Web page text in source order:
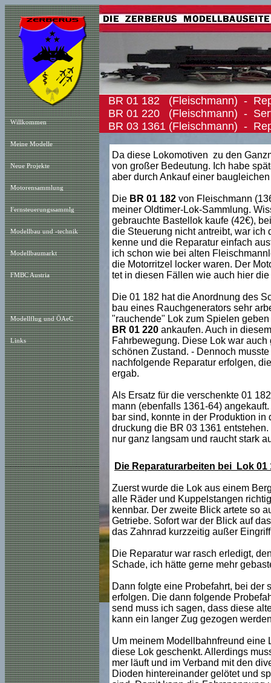
Willkommen
Meine Modelle
Neue Projekte
Motorensammlung
Fernsteuerungssammlg
Modellbau und -technik
Modellbaumarkt
FMBC Austria
Modellflug und ÖAeC
Links
BR 01 182 (Fleischmann) -
BR 01 220 (Fleischmann) -
BR 03 1361 (Fleischmann) -
Da diese Lokomotiven zu den
von großer Bedeutung. Ich habe
aber durch Ankauf einer
Die BR 01 182 von Fleischmann
meiner Oldtimer-Lok-Sammlung.
gebrauchte Bastellok kaufe (42€),
die Steuerung nicht antreibt, war ich
kenne und die Reparatur einfach
ich schon wie bei alten
die Motorritzel locker waren. Der
tet in diesen Fällen wie auch hier
Die 01 182 hat die Anordnung des
bau eines Rauchgenerators sehr
"rauchende" Lok zum Spielen
BR 01 220 ankaufen. Auch in
Fahrbewegung. Diese Lok war
schönen Zustand. - Dennoch
nachfolgende Reparatur erfolgen,
ergab.
Als Ersatz für die verschenkte 01
mann (ebenfalls 1361-64)
bar sind, konnte in der Produktion
druckung die BR 03 1361
nur ganz langsam und raucht stark
Die Reparaturarbeiten bei Lok 01
Zuerst wurde die Lok aus einem
alle Räder und Kuppelstangen
kennbar. Der zweite Blick artete so
Getriebe. Sofort war der Blick auf
das Zahnrad kurzzeitig außer
Die Reparatur war rasch erledigt,
Schade, ich hätte gerne mehr
Dann folgte eine Probefahrt, bei der
erfolgen. Die dann folgende
send muss ich sagen, dass diese
kann ein langer Zug gezogen
Um meinem Modellbahnfreund eine
diese Lok geschenkt. Allerdings
mer läuft und im Verband mit den
Dioden hintereinander gelötet und